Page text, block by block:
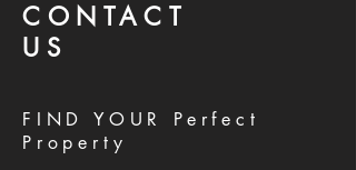
CONTACT
US
FIND YOUR Perfect
Property